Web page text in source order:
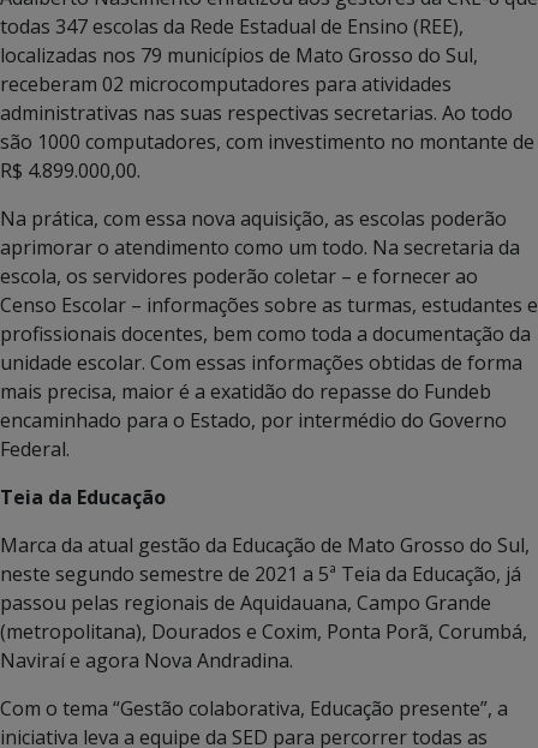
todas 347 escolas da Rede Estadual de Ensino (REE),
localizadas nos 79 municípios de Mato Grosso do Sul,
receberam 02 microcomputadores para atividades
administrativas nas suas respectivas secretarias. Ao todo
são 1000 computadores, com investimento no montante de
R$ 4.899.000,00.
Na prática, com essa nova aquisição, as escolas poderão
aprimorar o atendimento como um todo. Na secretaria da
escola, os servidores poderão coletar – e fornecer ao
Censo Escolar – informações sobre as turmas, estudantes e
profissionais docentes, bem como toda a documentação da
unidade escolar. Com essas informações obtidas de forma
mais precisa, maior é a exatidão do repasse do Fundeb
encaminhado para o Estado, por intermédio do Governo
Federal.
Teia da Educação
Marca da atual gestão da Educação de Mato Grosso do Sul,
neste segundo semestre de 2021 a 5ª Teia da Educação, já
passou pelas regionais de Aquidauana, Campo Grande
(metropolitana), Dourados e Coxim, Ponta Porã, Corumbá,
Naviraí e agora Nova Andradina.
Com o tema “Gestão colaborativa, Educação presente”, a
iniciativa leva a equipe da SED para percorrer todas as